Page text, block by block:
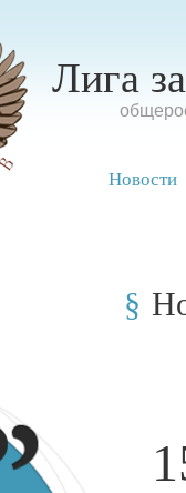
Лига
Новости